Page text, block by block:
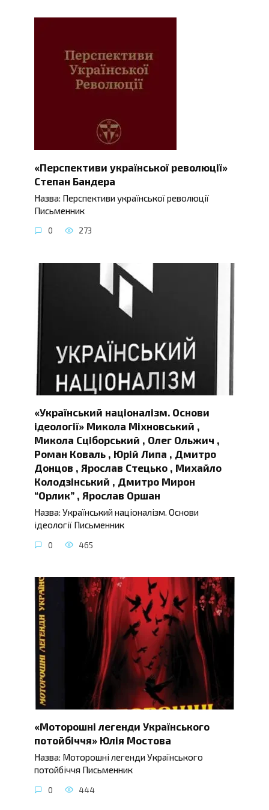
«Перспективи української революції»
Степан Бандера
Назва: Перспективи української революції
Письменник
0 273
«Український націоналізм. Основи
ідеології» Микола Міхновський ,
Микола Сціборський , Олег Ольжич ,
Роман Коваль , Юрій Липа , Дмитро
Донцов , Ярослав Стецько , Михайло
Колодзінський , Дмитро Мирон
“Орлик” , Ярослав Оршан
Назва: Український націоналізм. Основи
ідеології Письменник
0 465
«Моторошні легенди Українського
потойбіччя» Юлія Мостова
Назва: Моторошні легенди Українського
потойбіччя Письменник
0 444